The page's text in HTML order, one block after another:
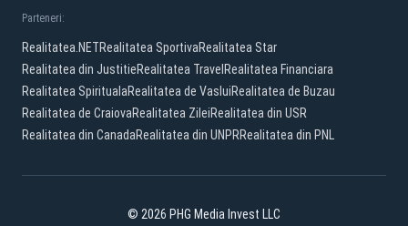
Parteneri:
Realitatea.NETRealitatea SportivaRealitatea Star
Realitatea din JustitieRealitatea Travel Realitatea Financiara
Realitatea SpiritualaRealitatea de VasluiRealitatea de Buzau
Realitatea de CraiovaRealitatea ZileiRealitatea din USR
Realitatea din CanadaRealitatea din UNPRRealitatea din PNL
© 2026 PHG Media Invest LLC